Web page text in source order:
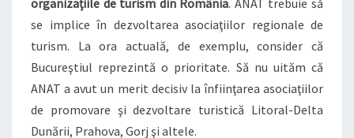
se implice în dezvoltarea asociaţiilor regionale de
turism. La ora actuală, de exemplu, consider că
Bucureştiul reprezintă o prioritate. Să nu uităm că
ANAT a avut un merit decisiv la înfiinţarea asociaţiilor
de promovare şi dezvoltare turistică Litoral-Delta
Dunării, Prahova, Gorj şi altele.